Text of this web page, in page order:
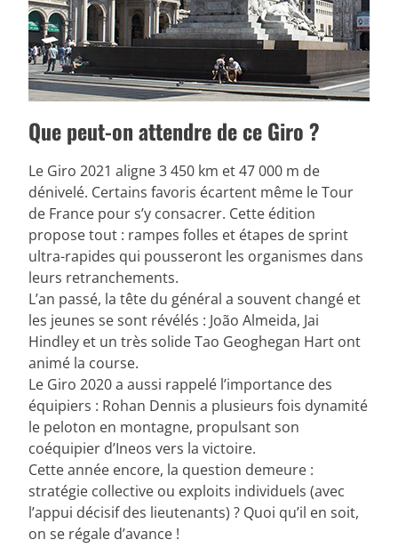
Que peut-on attendre de ce Giro ?
Le Giro 2021 aligne 3 450 km et 47 000 m de
dénivelé. Certains favoris écartent même le Tour
de France pour s’y consacrer. Cette édition
propose tout : rampes folles et étapes de sprint
ultra-rapides qui pousseront les organismes dans
leurs retranchements.
L’an passé, la tête du général a souvent changé et
les jeunes se sont révélés : João Almeida, Jai
Hindley et un très solide Tao Geoghegan Hart ont
animé la course.
Le Giro 2020 a aussi rappelé l’importance des
équipiers : Rohan Dennis a plusieurs fois dynamité
le peloton en montagne, propulsant son
coéquipier d’Ineos vers la victoire.
Cette année encore, la question demeure :
stratégie collective ou exploits individuels (avec
l’appui décisif des lieutenants) ? Quoi qu’il en soit,
on se régale d’avance !